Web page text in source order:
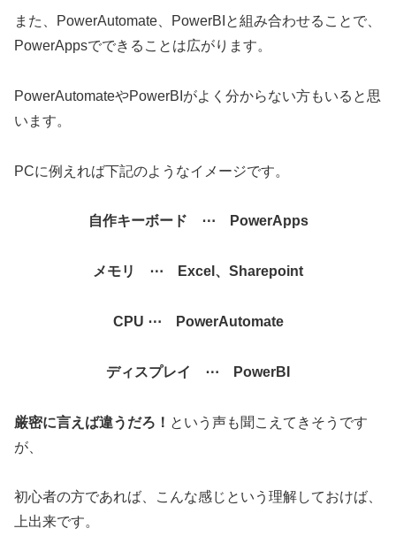
また、PowerAutomate、PowerBIと組み合わせることで、
PowerAppsでできることは広がります。
PowerAutomateやPowerBIがよく分からない方もいると思
います。
PCに例えれば下記のようなイメージです。
自作キーボード ⋯ PowerApps
メモリ ⋯ Excel、Sharepoint
CPU ⋯ PowerAutomate
ディスプレイ ⋯ PowerBI
厳密に言えば違うだろ！ という声も聞こえてきそうです
が、
初心者の方であれば、こんな感じという理解しておけば、
上出来です。